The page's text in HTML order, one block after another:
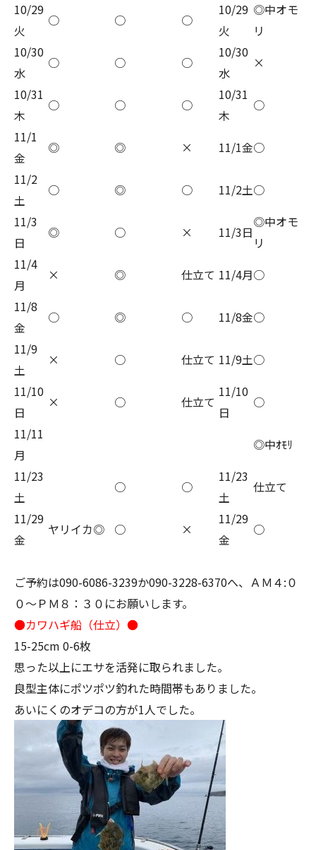
10/29
火
○ ○ ○
10/29
火
◎中オモ
リ
10/30
水
○ ○ ○
10/30
水
×
10/31
木
○ ○ ○
10/31
木
○
11/1
金
◎ ◎ × 11/1金○
11/2
土
○ ◎ ○ 11/2土○
11/3
日
◎ ○ × 11/3日
◎中オモ
リ
11/4
月
× ◎ 仕立て 11/4月○
11/8
金
○ ◎ ○ 11/8金○
11/9
土
× ○ 仕立て 11/9土○
11/10
日
× ○ 仕立て
11/10
日
○
11/11
月
◎中ｵﾓﾘ
11/23
土
○ ○
11/23
土
仕立て
11/29
金
ヤリイカ◎ ○ ×
11/29
金
○
ご予約は090-6086-3239か090-3228-6370へ、ＡＭ４:０
０～ＰＭ８：３０にお願いします。
●カワハギ船（仕立）●
15-25cm 0-6枚
思った以上にエサを活発に取られました。
良型主体にポツポツ釣れた時間帯もありました。
あいにくのオデコの方が1人でした。